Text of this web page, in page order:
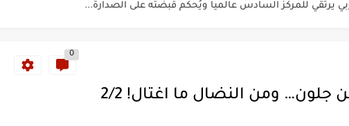
يرتقي للمركز السادس عالمياً ويُحكم قبضته على الصدارة...
0
جلون… ومن النضال ما اغتال! 2/2